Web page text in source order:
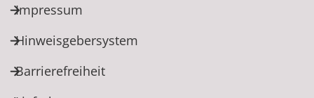
Impressum
Hinweisgebersystem
Barrierefreiheit